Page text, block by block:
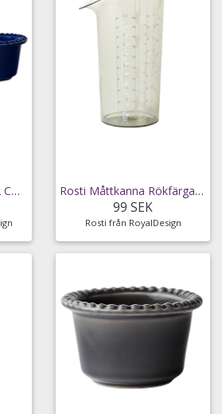
Potteryjo Daria Skål 12 Cm 2-pack - Bunkar & Rosti Måttkanna Rökfärgad 500 Ml - Mått &
99 SEK
Rosti från RoyalDesign